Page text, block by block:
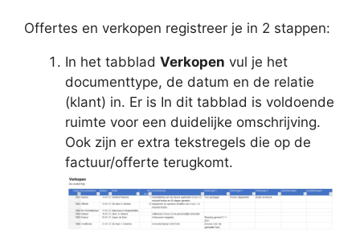
Offertes en verkopen registreer je in 2 stappen:
In het tabblad Verkopen vul je het
documenttype, de datum en de relatie
(klant) in. Er is In dit tabblad is voldoende
ruimte voor een duidelijke omschrijving.
Ook zijn er extra tekstregels die op de
factuur/offerte terugkomt.